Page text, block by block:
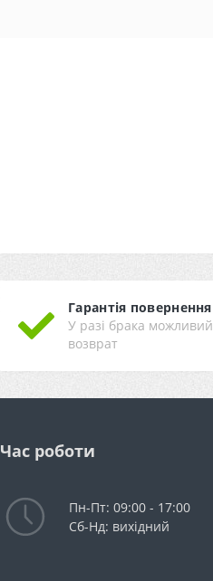
Гарантія повернення
У разі брака можливий
возврат
Час роботи
Пн-Пт: 09:00 - 17:00
Сб-Нд: вихідний